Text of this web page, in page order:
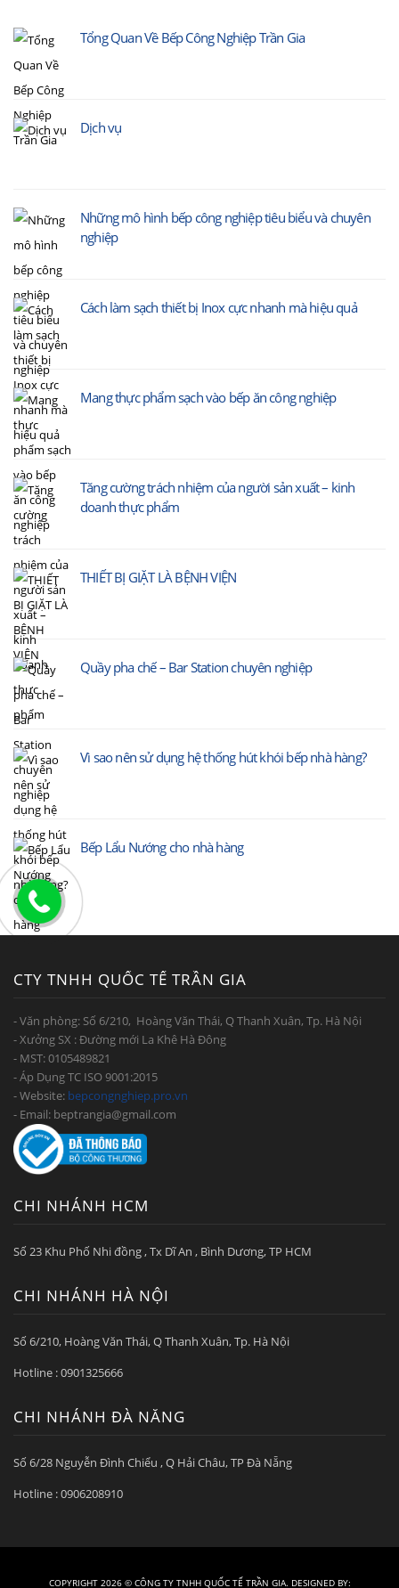
Tổng Quan Về Bếp Công Nghiệp Trần Gia
Dịch vụ
Những mô hình bếp công nghiệp tiêu biểu và chuyên
nghiệp
Cách làm sạch thiết bị Inox cực nhanh mà hiệu quả
Mang thực phẩm sạch vào bếp ăn công nghiệp
Tăng cường trách nhiệm của người sản xuất – kinh
doanh thực phẩm
THIẾT BỊ GIẶT LÀ BỆNH VIỆN
Quầy pha chế – Bar Station chuyên nghiệp
Vì sao nên sử dụng hệ thống hút khói bếp nhà hàng?
Bếp Lẩu Nướng cho nhà hàng
CTY TNHH QUỐC TẾ TRẦN GIA
- Văn phòng: Số 6/210, Hoàng Văn Thái, Q Thanh Xuân, Tp. Hà Nội
- Xưởng SX : Đường mới La Khê Hà Đông
- MST: 0105489821
- Áp Dụng TC ISO 9001:2015
- Website: bepcongnghiep.pro.vn
- Email: beptrangia@gmail.com
CHI NHÁNH HCM
Số 23 Khu Phố Nhi đồng , Tx Dĩ An , Bình Dương, TP HCM
CHI NHÁNH HÀ NỘI
Số 6/210, Hoàng Văn Thái, Q Thanh Xuân, Tp. Hà Nội
Hotline : 0901325666
CHI NHÁNH ĐÀ NẴNG
Số 6/28 Nguyễn Đình Chiểu , Q Hải Châu, TP Đà Nẵng
Hotline : 0906208910
COPYRIGHT 2026 © CÔNG TY TNHH QUỐC TẾ TRẦN GIA. DESIGNED BY: